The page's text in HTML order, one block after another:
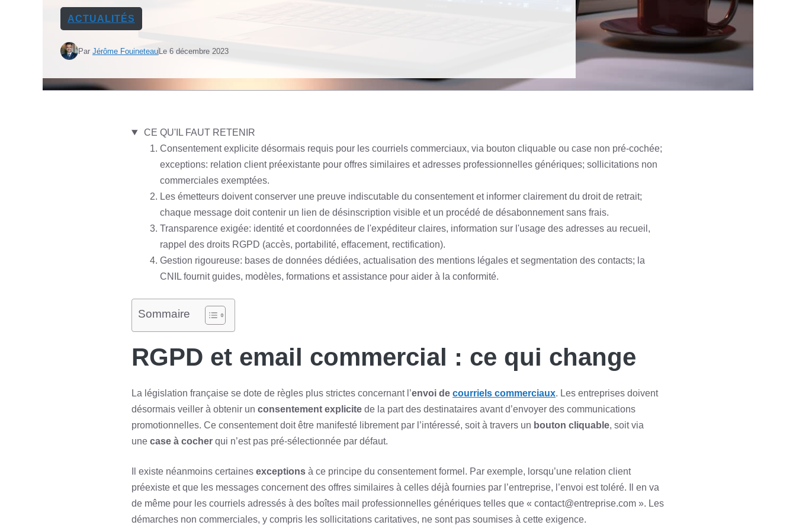
ACTUALITÉS
Par Jérôme FouineteauLe 6 décembre 2023
CE QU'IL FAUT RETENIR
Consentement explicite désormais requis pour les courriels commerciaux, via bouton cliquable ou case non pré-cochée;
exceptions: relation client préexistante pour offres similaires et adresses professionnelles génériques; sollicitations non
commerciales exemptées.
Les émetteurs doivent conserver une preuve indiscutable du consentement et informer clairement du droit de retrait;
chaque message doit contenir un lien de désinscription visible et un procédé de désabonnement sans frais.
Transparence exigée: identité et coordonnées de l'expéditeur claires, information sur l'usage des adresses au recueil,
rappel des droits RGPD (accès, portabilité, effacement, rectification).
Gestion rigoureuse: bases de données dédiées, actualisation des mentions légales et segmentation des contacts; la
CNIL fournit guides, modèles, formations et assistance pour aider à la conformité.
Sommaire
RGPD et email commercial : ce qui change
La législation française se dote de règles plus strictes concernant l’envoi de courriels commerciaux. Les entreprises doivent
désormais veiller à obtenir un consentement explicite de la part des destinataires avant d’envoyer des communications
promotionnelles. Ce consentement doit être manifesté librement par l’intéressé, soit à travers un bouton cliquable, soit via
une case à cocher qui n’est pas pré-sélectionnée par défaut.
Il existe néanmoins certaines exceptions à ce principe du consentement formel. Par exemple, lorsqu’une relation client
préexiste et que les messages concernent des offres similaires à celles déjà fournies par l’entreprise, l’envoi est toléré. Il en va
de même pour les courriels adressés à des boîtes mail professionnelles génériques telles que « contact@entreprise.com ». Les
démarches non commerciales, y compris les sollicitations caritatives, ne sont pas soumises à cette exigence.